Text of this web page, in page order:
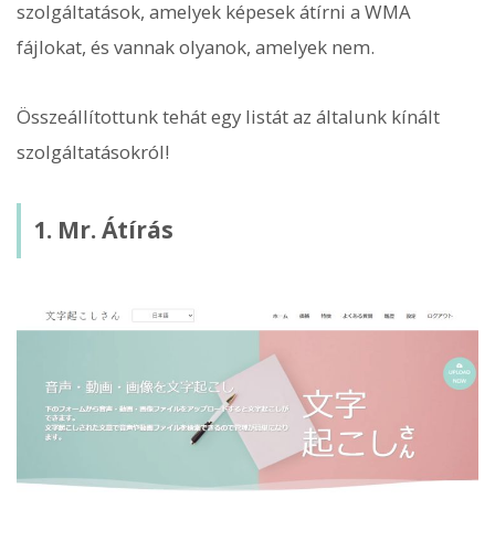
szolgáltatások, amelyek képesek átírni a WMA
fájlokat, és vannak olyanok, amelyek nem.
Összeállítottunk tehát egy listát az általunk kínált
szolgáltatásokról!
1. Mr. Átírás